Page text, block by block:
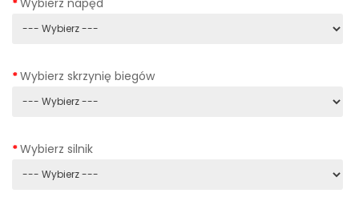
Wybierz napęd
Wybierz skrzynię biegów
Wybierz silnik